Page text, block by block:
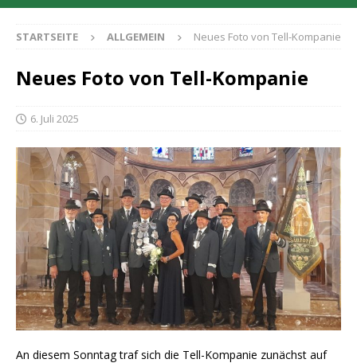
STARTSEITE ALLGEMEIN Neues Foto von Tell-Kompanie
Neues Foto von Tell-Kompanie
6. Juli 2025
An diesem Sonntag traf sich die Tell-Kompanie zunächst auf